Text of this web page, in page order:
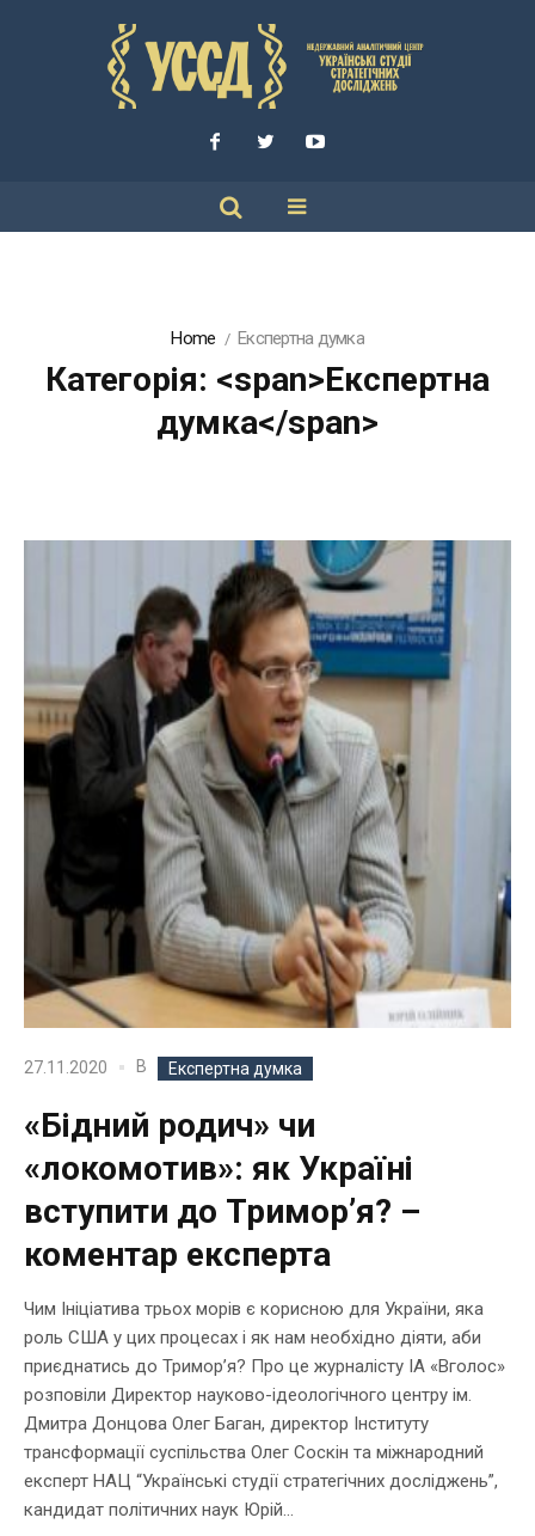
Home Експертна думка
Категорія: <span>Експертна
думка</span>
27.11.2020 В Експертна думка
«Бідний родич» чи
«локомотив»: як Україні
вступити до Тримор’я? –
коментар експерта
Чим Ініціатива трьох морів є корисною для України, яка
роль США у цих процесах і як нам необхідно діяти, аби
приєднатись до Тримор’я? Про це журналісту ІА «Вголос»
розповіли Директор науково-ідеологічного центру ім.
Дмитра Донцова Олег Баган, директор Інституту
трансформації суспільства Олег Соскін та міжнародний
експерт НАЦ “Українські студії стратегічних досліджень”,
кандидат політичних наук Юрій...